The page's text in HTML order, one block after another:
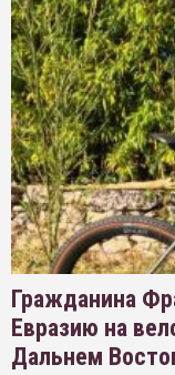
Гражданина
Евразию на
Дальнем